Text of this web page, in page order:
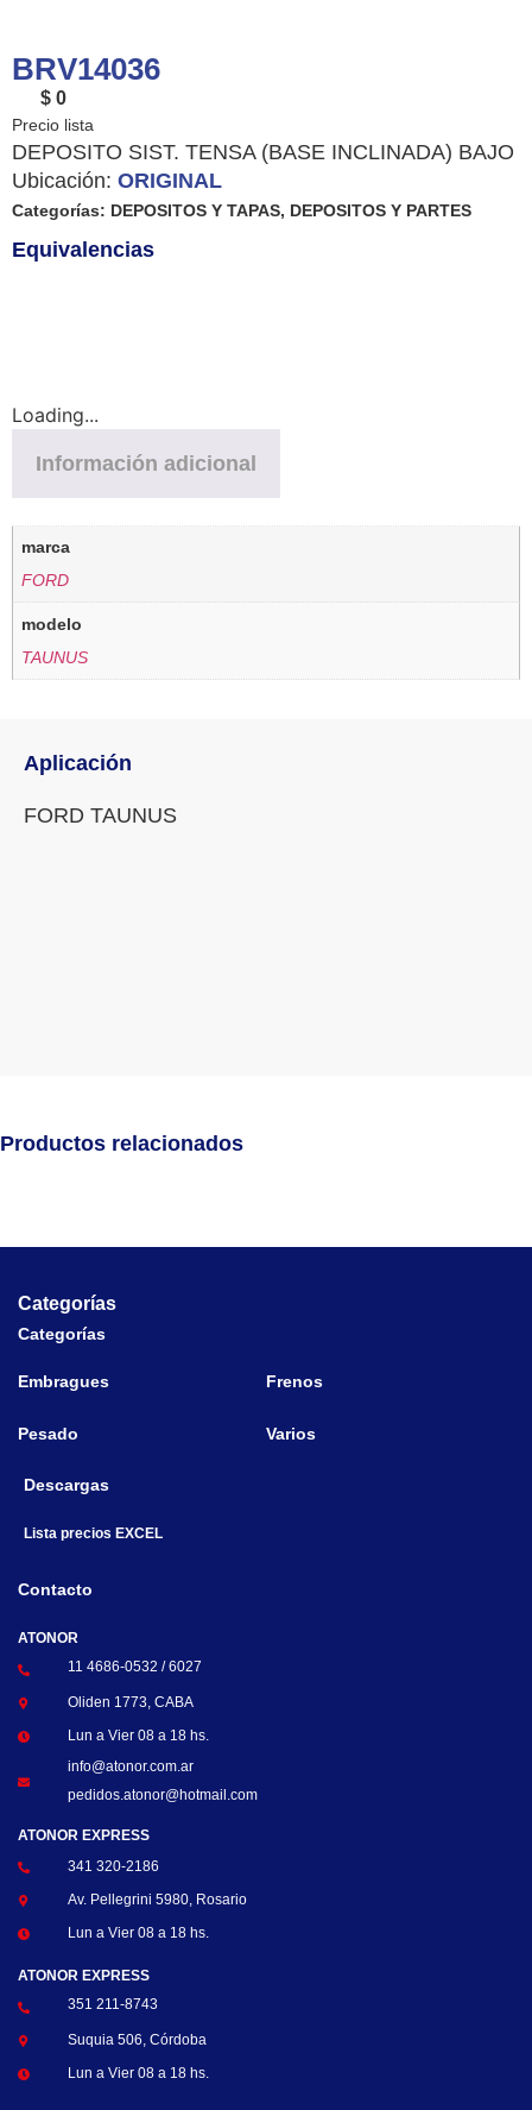
BRV14036
$ 0
DEPOSITO SIST. TENSA (BASE INCLINADA) BAJO
Ubicación: ORIGINAL
Categorías: DEPOSITOS Y TAPAS, DEPOSITOS Y PARTES
Equivalencias
Loading...
Información adicional
marca
FORD
modelo
TAUNUS
Aplicación
FORD TAUNUS
Productos relacionados
Categorías
Categorías
Embragues Frenos
Pesado Varios
Descargas
Lista precios EXCEL
Contacto
ATONOR
11 4686-0532 / 6027
Oliden 1773, CABA
Lun a Vier 08 a 18 hs.
info@atonor.com.ar
pedidos.atonor@hotmail.com
ATONOR EXPRESS
341 320-2186
Av. Pellegrini 5980, Rosario
Lun a Vier 08 a 18 hs.
ATONOR EXPRESS
351 211-8743
Suquia 506, Córdoba
Lun a Vier 08 a 18 hs.